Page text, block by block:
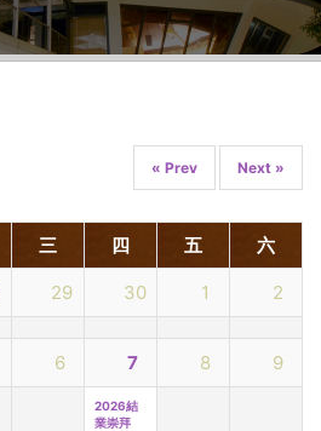
« Prev Next »
三 四 五 六
29 30 1 2
6 7 8 9
2026結
業崇拜